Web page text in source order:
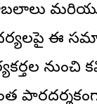
మరియు
ఈ
నుంచి